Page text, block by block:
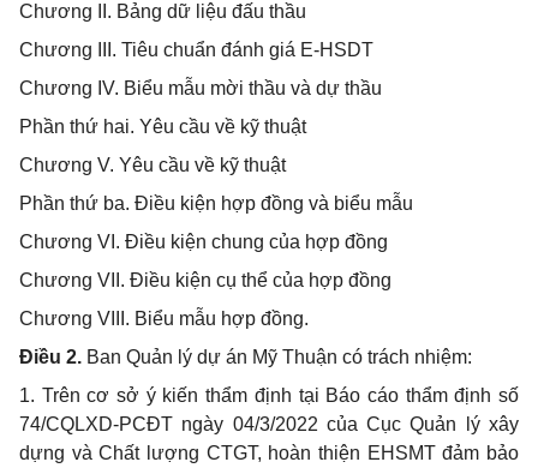
Chương II. Bảng dữ liệu đấu thầu
Chương III. Tiêu chuẩn đánh giá E-HSDT
Chương IV. Biểu mẫu mời thầu và dự thầu
Phần thứ hai. Yêu cầu về kỹ thuật
Chương V. Yêu cầu về kỹ thuật
Phần thứ ba. Điều kiện hợp đồng và biểu mẫu
Chương VI. Điều kiện chung của hợp đồng
Chương VII. Điều kiện cụ thể của hợp đồng
Chương VIII. Biểu mẫu hợp đồng.
Điều 2. Ban Quản lý dự án Mỹ Thuận có trách nhiệm:
1. Trên cơ sở ý kiến thẩm định tại Báo cáo thẩm định số
74/CQLXD-PCĐT ngày 04/3/2022 của Cục Quản lý xây
dựng và Chất lượng CTGT, hoàn thiện EHSMT đảm bảo